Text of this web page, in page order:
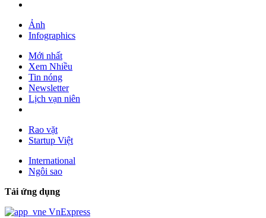
Ảnh
Infographics
Mới nhất
Xem Nhiều
Tin nóng
Newsletter
Lịch vạn niên
Rao vặt
Startup Việt
International
Ngôi sao
Tải ứng dụng
VnExpress